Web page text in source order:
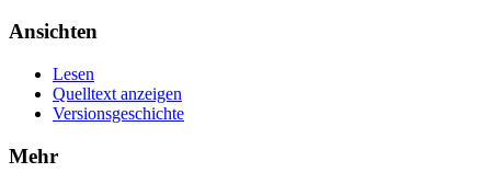
Ansichten
Lesen
Quelltext anzeigen
Versionsgeschichte
Mehr